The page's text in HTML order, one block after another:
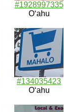
#1928997335
Oʻahu
#134035423
Oʻahu